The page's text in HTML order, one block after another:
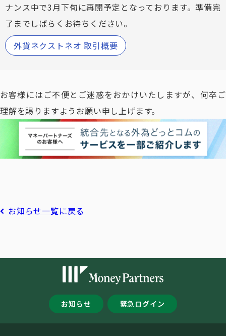
ナンス中で3月下旬に再開予定となっております。準備完
了までしばらくお待ちください。
外貨ネクストネオ 取引概要
お客様にはご不便とご迷惑をおかけいたしますが、何卒ご
理解を賜りますようお願い申し上げます。
お知らせ一覧に戻る
お知らせ 緊急ログイン